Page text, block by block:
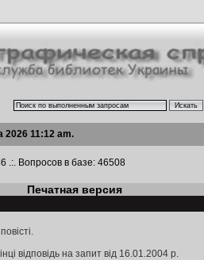
2026 11:12 am.
.:. Вопросов в базе: 46508
Печатная версия
відповідь на запит від 16.01.2004 р.